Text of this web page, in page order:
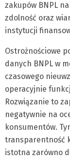
zakupów BNPL
zdolność oraz
instytucji
Ostrożnościowe
danych BNPL w
czasowego
operacyjnie
Rozwiązanie to
negatywnie na
konsumentów.
transparentność
istotna zarówno